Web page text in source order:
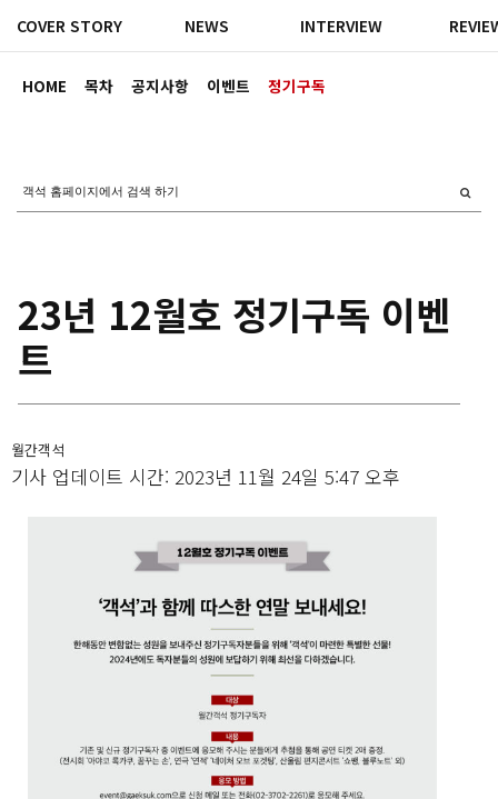
HOME 목차 공지사항 이벤트 정기구독
COVER STORY NEWS INTERVIEW
23년 12월호 정기구독 이벤
트
월간객석
기사 업데이트 시간: 2023년 11월 24일 5:47 오후